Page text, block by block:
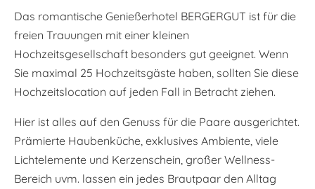
Das romantische Genießerhotel BERGERGUT ist für die
freien Trauungen mit einer kleinen
Hochzeitsgesellschaft besonders gut geeignet. Wenn
Sie maximal 25 Hochzeitsgäste haben, sollten Sie diese
Hochzeitslocation auf jeden Fall in Betracht ziehen.
Hier ist alles auf den Genuss für die Paare ausgerichtet.
Prämierte Haubenküche, exklusives Ambiente, viele
Lichtelemente und Kerzenschein, großer Wellness-
Bereich uvm. lassen ein jedes Brautpaar den Alltag